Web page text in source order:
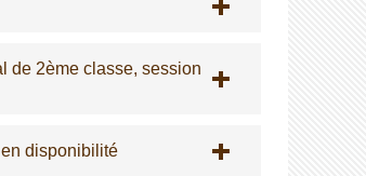
de 2ème classe, session
disponibilité